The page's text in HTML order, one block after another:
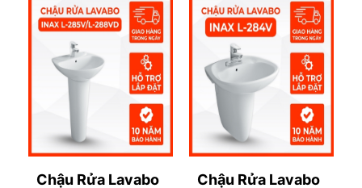
Chậu Rửa Lavabo
Chậu Rửa Lavabo